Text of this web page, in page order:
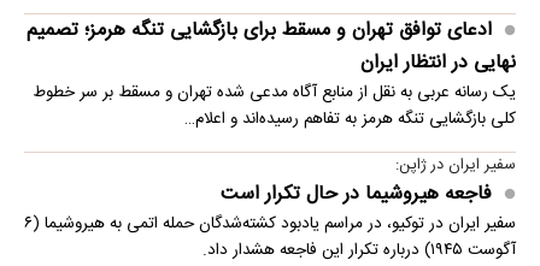
ادعای توافق تهران و مسقط برای بازگشایی تنگه هرمز؛ تصمیم
نهایی در انتظار ایران
یک رسانه عربی به نقل از منابع آگاه مدعی شده تهران و مسقط بر سر خطوط
کلی بازگشایی تنگه هرمز به تفاهم رسیده‌اند و اعلام…
سفیر ایران در ژاپن:
فاجعه هیروشیما در حال تکرار است
سفیر ایران در توکیو، در مراسم یادبود کشته‌شدگان حمله اتمی به هیروشیما (۶
آگوست ۱۹۴۵) درباره تکرار این فاجعه هشدار داد.